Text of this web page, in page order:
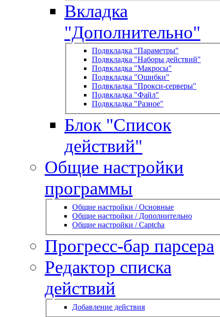
Вкладка
"Дополнительно"
Подвкладка "Параметры"
Подвкладка "Наборы действий"
Подвкладка "Макросы"
Подвкладка "Ошибки"
Подвкладка "Прокси-серверы"
Подвкладка "Файл"
Подвкладка "Разное"
Блок "Список
действий"
Общие настройки
программы
Общие настройки / Основные
Общие настройки / Дополнительно
Общие настройки / Captcha
Прогресс-бар парсера
Редактор списка
действий
Добавление действия